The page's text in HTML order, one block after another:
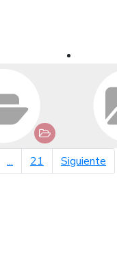
... 21 Siguiente